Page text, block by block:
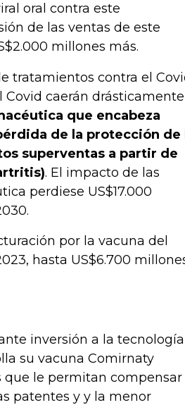
oral contra este
de las ventas de este
millones más.
tratamientos contra el
Covid caerán drásticamente
que encabeza
de la protección de
superventas a partir de
. El impacto de las
perdiese US$17.000
por la vacuna del
hasta US$6.700
inversión a la tecnología
su vacuna Comirnaty
que le permitan compensar
patentes y y la menor